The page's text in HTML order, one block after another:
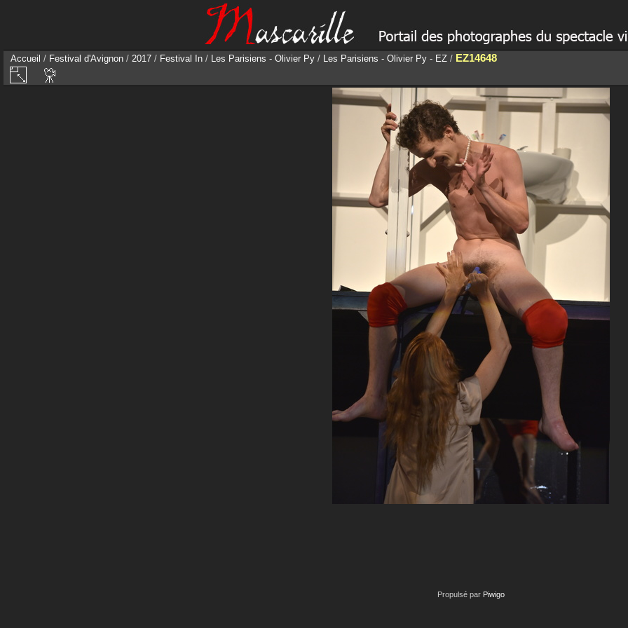
Accueil / Festival d'Avignon / 2017 / Festival In / Les Parisiens - Olivier Py / Les Parisiens - Olivier Py - EZ / EZ14648
Propulsé par Piwigo